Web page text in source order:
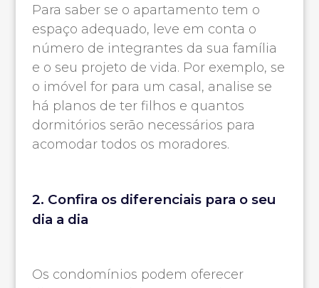
Para saber se o apartamento tem o
espaço adequado, leve em conta o
número de integrantes da sua família
e o seu projeto de vida. Por exemplo, se
o imóvel for para um casal, analise se
há planos de ter filhos e quantos
dormitórios serão necessários para
acomodar todos os moradores.
2. Confira os diferenciais para o seu
dia a dia
Os condomínios podem oferecer